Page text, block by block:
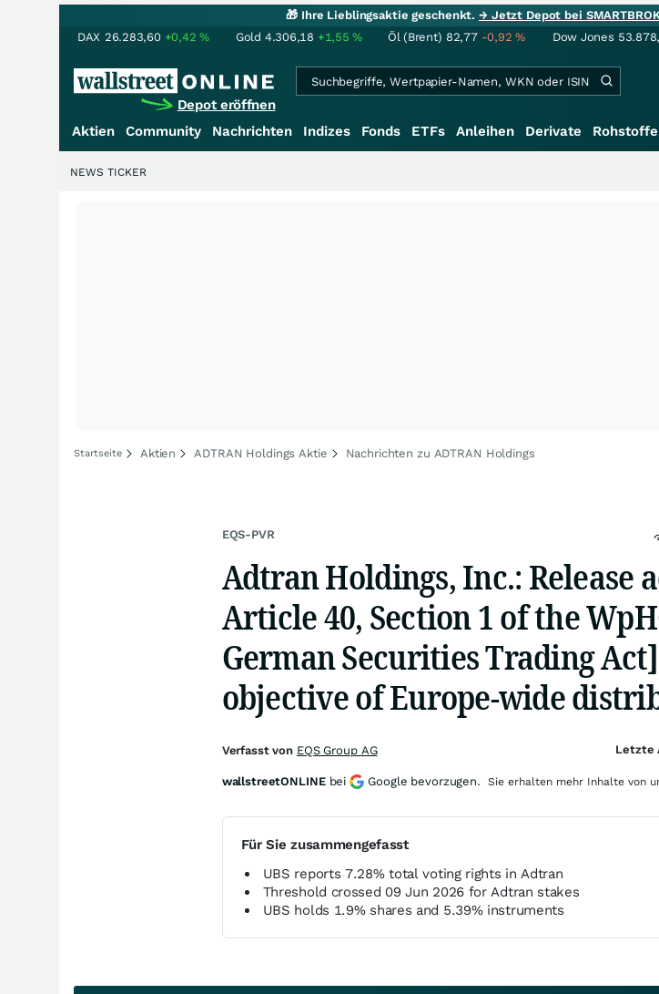
🎁 Ihre Lieblingsaktie geschenkt.→ Jetzt Depot bei
DAX 26.283,60 +0,42% Gold 4.306,18 +1,55% Öl (Brent) 82,77 -0,92% Dow Jones
Depot eröffnen
Aktien Community Nachrichten Indizes Fonds ETFs Anleihen Derivate Rohstoffe
NEWS TICKER
Startseite Aktien ADTRAN Holdings Aktie Nachrichten zu ADTRAN Holdings
EQS-PVR
Adtran Holdings, Inc.: Release
Article 40, Section 1 of the
German Securities Trading
objective of Europe-wide
Für Sie zusammengefasst
UBS reports 7.28% total voting rights in Adtran
Threshold crossed 09 Jun 2026 for Adtran stakes
UBS holds 1.9% shares and 5.39% instruments
Verfasst von EQS Group AG Letzte
wallstreetONLINE bei Google bevorzugen. Sie erhalten mehr Inhalte von